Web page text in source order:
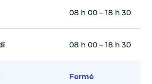
08 h 00 – 18 h 30
08 h 00 – 18 h 30
Fermé